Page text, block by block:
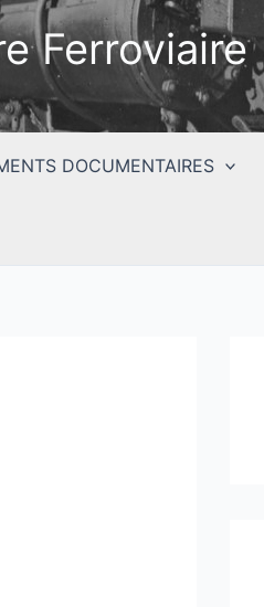
Ferroviaire
DOCUMENTAIRES